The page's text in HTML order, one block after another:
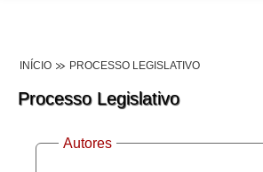
Lei de Acesso à Informação
Dados Governamentais Abertos
INÍCIO PROCESSO LEGISLATIVO
Processo Legislativo
Autores